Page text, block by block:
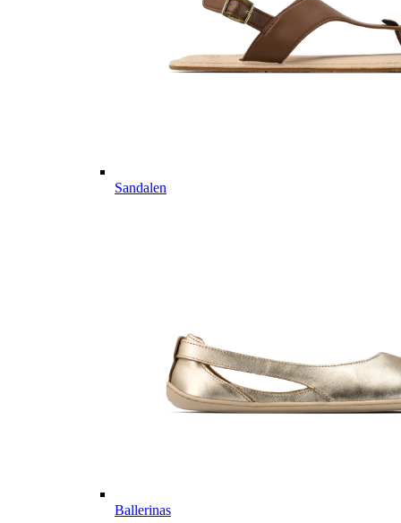
Sandalen
Ballerinas